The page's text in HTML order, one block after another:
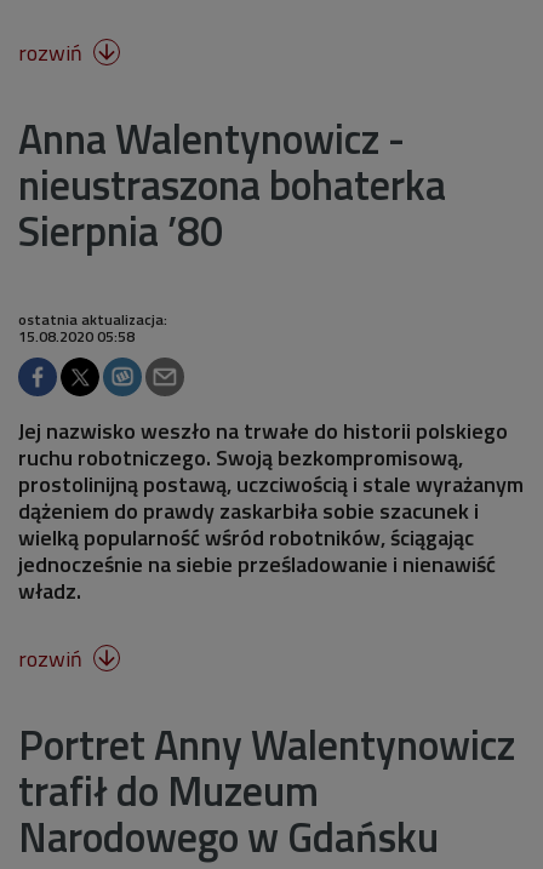
rozwiń 
Anna Walentynowicz -
nieustraszona bohaterka
Sierpnia ’80
ostatnia aktualizacja:
15.08.2020 05:58
Jej nazwisko weszło na trwałe do historii polskiego
ruchu robotniczego. Swoją bezkompromisową,
prostolinijną postawą, uczciwością i stale wyrażanym
dążeniem do prawdy zaskarbiła sobie szacunek i
wielką popularność wśród robotników, ściągając
jednocześnie na siebie prześladowanie i nienawiść
władz.
rozwiń 
Portret Anny Walentynowicz
trafił do Muzeum
Narodowego w Gdańsku